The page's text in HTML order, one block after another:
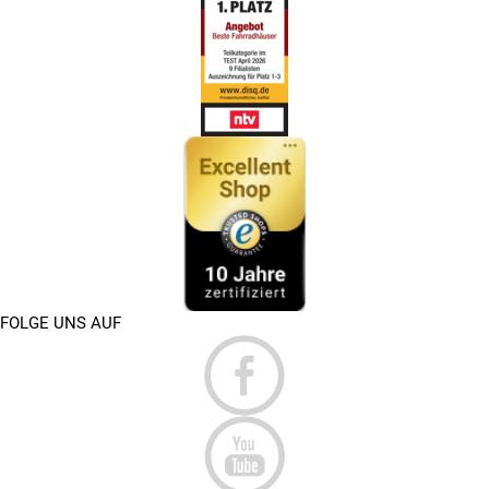
Welcher Motor letztendlich in Frage kommt, ist vom
eigenen Geschmack und dem jeweiligen Einsatz
Für welchen Einsatzbereich ist dein E-Bike gedacht?
Ein E-Bike mit einer Geschwindigkeit von 45 km/h
eignet sich ausgezeichnet für den Straßenverkehr und
ermöglicht ein schnelles Vorankommen. Die Trekking-
Ausführung ermöglicht zusätzlich auch die Nutzung für
längere sportliche Touren.
GIBT ES EINE HELMPFLICHT BEI
EINEM ELEKTROFAHRRAD MIT 45 KM/H?
Bei allen höher motorisierten Fahrzeugen ist das Tragen
eines Helmes Pflicht. Dies macht alleine schon die Nutzung
im öffentlichen Straßenverkehr notwendig und sorgt
zusätzlich für einen ausreichenden Kopfschutz des Fahrers.
GIBT ES EIN MINDESTALTER UND EINE
FOLGE UNS AUF